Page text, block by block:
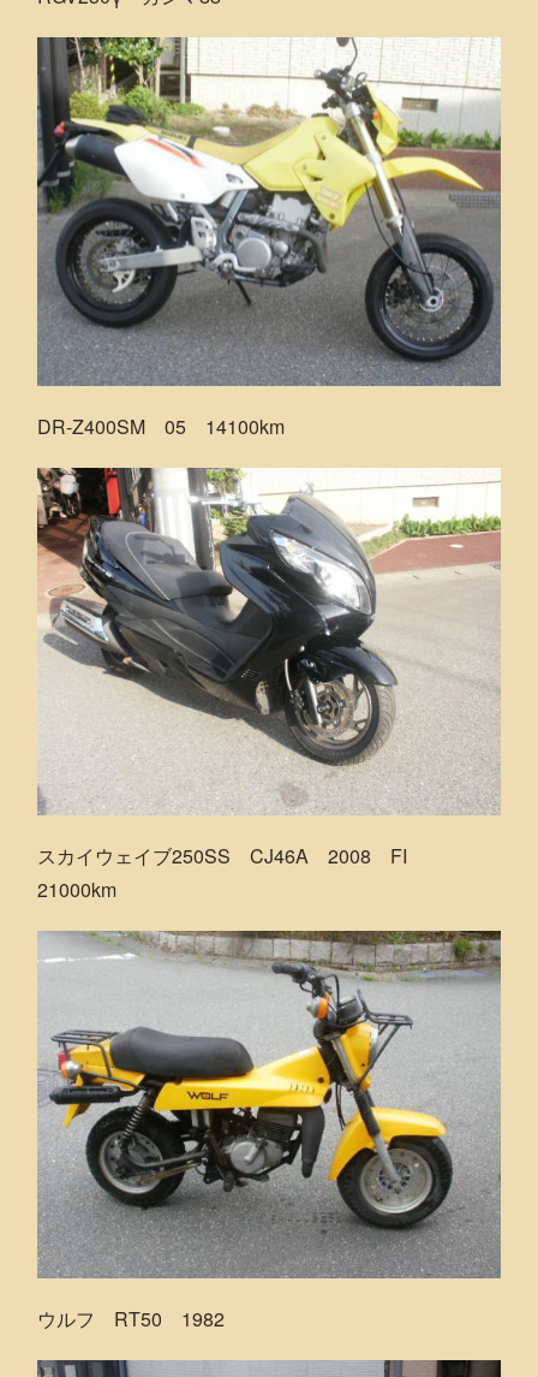
DR-Z400SM 05 14100km
スカイウェイブ250SS CJ46A 2008 FI
21000km
ウルフ RT50 1982